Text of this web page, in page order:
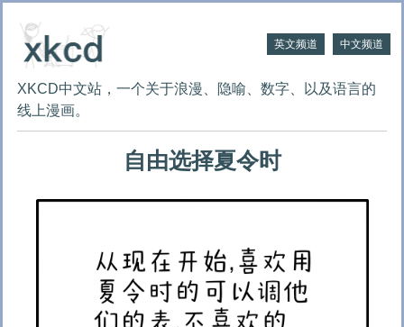
英文频道 中文频道
XKCD中文站，一个关于浪漫、隐喻、数字、以及语言的
线上漫画。
自由选择夏令时